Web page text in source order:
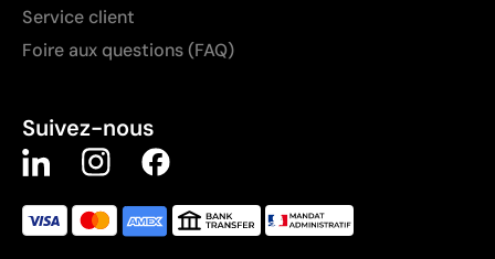
Service client
Foire aux questions (FAQ)
Suivez-nous